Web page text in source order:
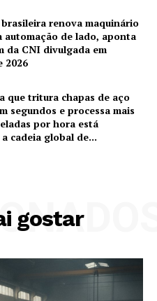
renova maquinário
automação de lado, aponta
da CNI divulgada em
2026
que tritura chapas de aço
segundos e processa mais
por hora está
cadeia global de...
gostar